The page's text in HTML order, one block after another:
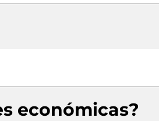
económicas?